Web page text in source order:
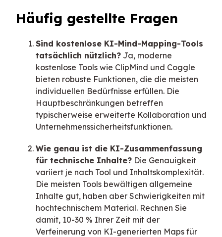
Häufig gestellte Fragen
Sind kostenlose KI-Mind-Mapping-Tools
tatsächlich nützlich? Ja, moderne
kostenlose Tools wie ClipMind und Coggle
bieten robuste Funktionen, die die meisten
individuellen Bedürfnisse erfüllen. Die
Hauptbeschränkungen betreffen
typischerweise erweiterte Kollaboration und
Unternehmenssicherheitsfunktionen.
Wie genau ist die KI-Zusammenfassung
für technische Inhalte? Die Genauigkeit
variiert je nach Tool und Inhaltskomplexität.
Die meisten Tools bewältigen allgemeine
Inhalte gut, haben aber Schwierigkeiten mit
hochtechnischem Material. Rechnen Sie
damit, 10-30 % Ihrer Zeit mit der
Verfeinerung von KI-generierten Maps für